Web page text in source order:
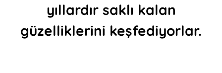
yıllardır saklı kalan
güzelliklerini keşfediyorlar.